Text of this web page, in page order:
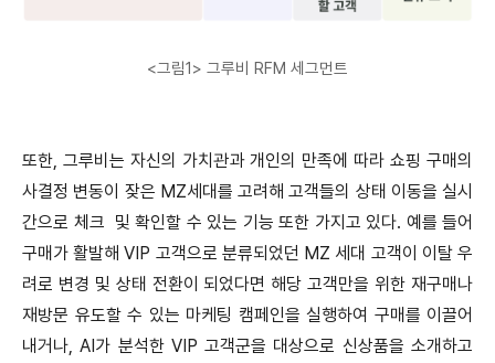
<그림1> 그루비 RFM 세그먼트
또한, 그루비는 자신의 가치관과 개인의 만족에 따라 쇼핑 구매의
사결정 변동이 잦은 MZ세대를 고려해 고객들의 상태 이동을 실시
간으로 체크 및 확인할 수 있는 기능 또한 가지고 있다. 예를 들어
구매가 활발해 VIP 고객으로 분류되었던 MZ 세대 고객이 이탈 우
려로 변경 및 상태 전환이 되었다면 해당 고객만을 위한 재구매나
재방문 유도할 수 있는 마케팅 캠페인을 실행하여 구매를 이끌어
내거나, AI가 분석한 VIP 고객군을 대상으로 신상품을 소개하고